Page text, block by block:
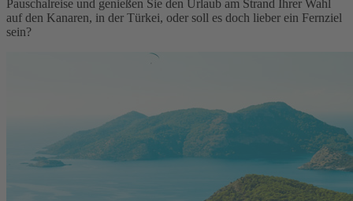
Pauschalreise und genießen Sie den Urlaub am Strand Ihrer Wahl
auf den Kanaren, in der Türkei, oder soll es doch lieber ein Fernziel
sein?